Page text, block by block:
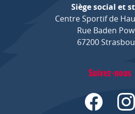
Siège social et
Centre Sportif de
Rue Baden
67200
Suivez-nous